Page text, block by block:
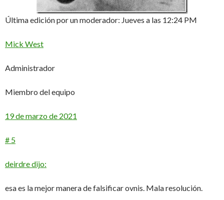
Última edición por un moderador: Jueves a las 12:24 PM
Mick West
Administrador
Miembro del equipo
19 de marzo de 2021
# 5
deirdre dijo:
esa es la mejor manera de falsificar ovnis. Mala resolución.